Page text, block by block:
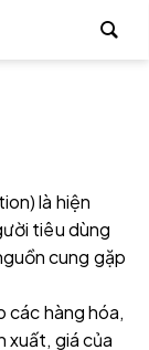
là hiện
tiêu dùng
cung gặp
các hàng hóa,
xuất, giá của